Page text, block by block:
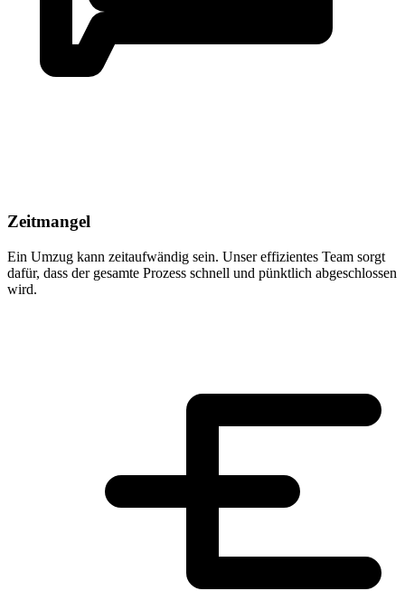
Zeitmangel
Ein Umzug kann zeitaufwändig sein. Unser effizientes Team sorgt
dafür, dass der gesamte Prozess schnell und pünktlich abgeschlossen
wird.